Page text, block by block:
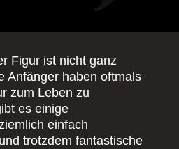
Figur ist nicht ganz
Anfänger haben oftmals
zum Leben zu
es einige
einfach
trotzdem fantastische